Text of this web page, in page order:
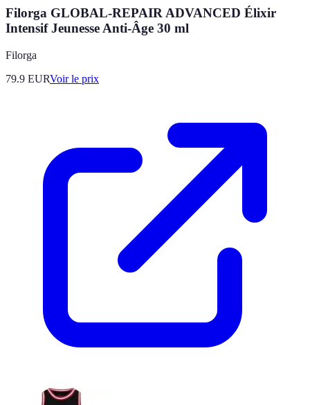
Filorga GLOBAL-REPAIR ADVANCED Élixir
Intensif Jeunesse Anti-Âge 30 ml
Filorga
79.9 EURVoir le prix